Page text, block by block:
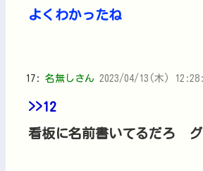
よくわかったね
17: 名無しさん 2023/04/13(木)
>>12
看板に名前書いてるだろ